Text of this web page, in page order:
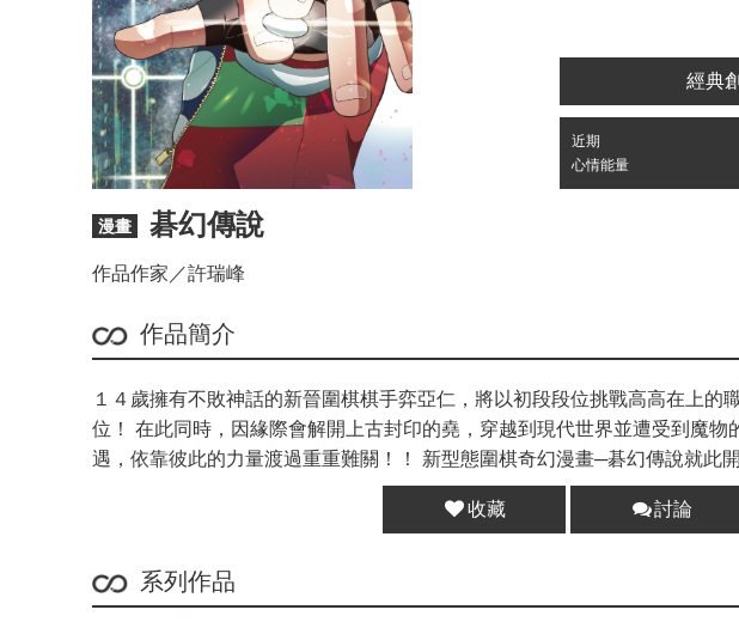
經典
近期
心情能量
漫畫 碁幻傳說
作品作家／許瑞峰
作品簡介
１４歲擁有不敗神話的新晉圍棋棋手弈亞仁，將以初段段位挑戰高高在上的
位！ 在此同時，因緣際會解開上古封印的堯，穿越到現代世界並遭受到魔
遇，依靠彼此的力量渡過重重難關！！ 新型態圍棋奇幻漫畫─碁幻傳說就此開
收藏 討論
系列作品